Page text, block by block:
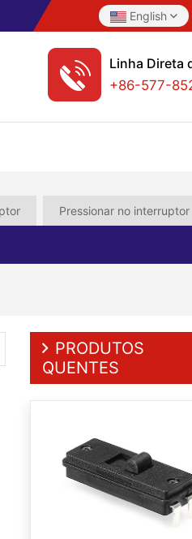
English
Linha Direta
+86-577-
Pressionar no interruptor
PRODUTOS
QUENTES